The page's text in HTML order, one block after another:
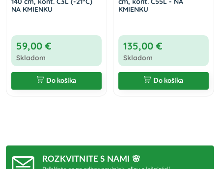
NA KMIENKU
59,00 €
Skladom
Do košíka
KMIENKU
135,00 €
Skladom
Do košíka
ROZKVITNITE S NAMI 🌸